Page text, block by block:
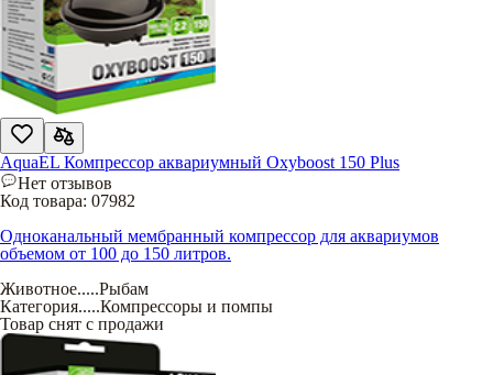
AquaEL Компрессор аквариумный Oxyboost 150 Plus
Нет отзывов
Код товара: 07982
Одноканальный мембранный компрессор для аквариумов
объемом от 100 до 150 литров.
Животное.....Рыбам
Категория.....Компрессоры и помпы
Товар снят с продажи